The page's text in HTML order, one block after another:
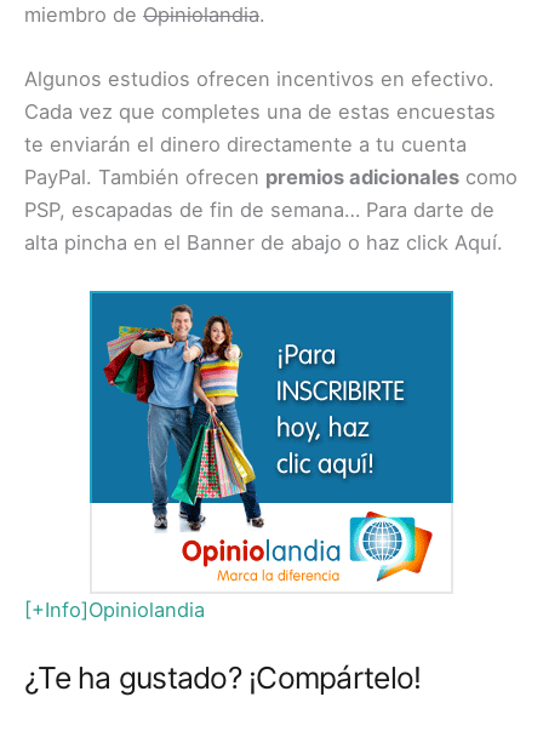
miembro de Opiniolandia.
Algunos estudios ofrecen incentivos en efectivo.
Cada vez que completes una de estas encuestas
te enviarán el dinero directamente a tu cuenta
PayPal. También ofrecen premios adicionales como
PSP, escapadas de fin de semana… Para darte de
alta pincha en el Banner de abajo o haz click Aquí.
[+Info]Opiniolandia
¿Te ha gustado? ¡Compártelo!